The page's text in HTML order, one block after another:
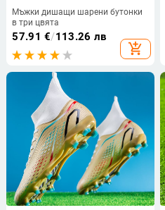
Мъжки дишащи шарени бутонки
в три цвята
57.91 €/113.26 лв
add_shopping_cart